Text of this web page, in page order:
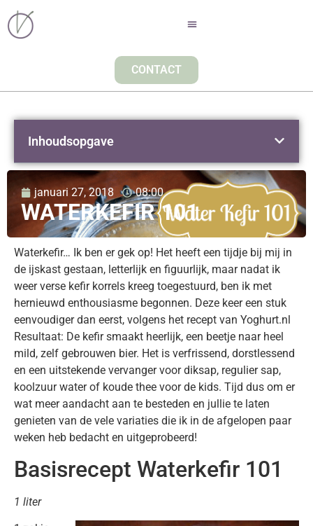
CONTACT
januari 27, 2018 08:00
WATERKEFIR 101
Waterkefir… Ik ben er gek op! Het heeft een tijdje bij mij in
de ijskast gestaan, letterlijk en figuurlijk, maar nadat ik
weer verse kefir korrels kreeg toegestuurd, ben ik met
hernieuwd enthousiasme begonnen. Deze keer een stuk
eenvoudiger dan eerst, volgens het recept van Yoghurt.nl
Resultaat: De kefir smaakt heerlijk, een beetje naar heel
mild, zelf gebrouwen bier. Het is verfrissend, dorstlessend
en een uitstekende vervanger voor diksap, regulier sap,
koolzuur water of koude thee voor de kids. Tijd dus om er
wat meer aandacht aan te besteden en jullie te laten
genieten van de vele variaties die ik in de afgelopen paar
weken heb bedacht en uitgeprobeerd!
Basisrecept Waterkefir 101
1 liter
Inhoudsopgave